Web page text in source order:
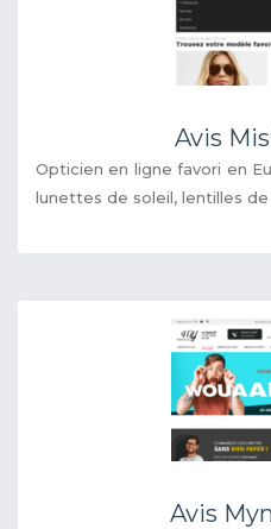
Avis
Opticien en ligne favori en
lunettes de soleil, lentilles
Avis